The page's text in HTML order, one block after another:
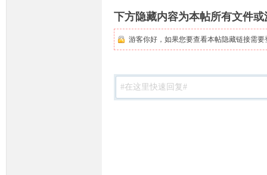
下方隐藏内容为本帖所有文件
游客你好，如果您要查看本帖隐藏链接需